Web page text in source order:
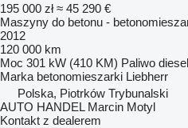
195 000 zł ≈ 45 290 €
Maszyny do betonu -
2012
120 000 km
Moc 301 kW (410 KM) Paliwo diesel
Marka betonomieszarki Liebherr
Polska, Piotrków Trybunalski
AUTO HANDEL Marcin Motyl
Kontakt z dealerem